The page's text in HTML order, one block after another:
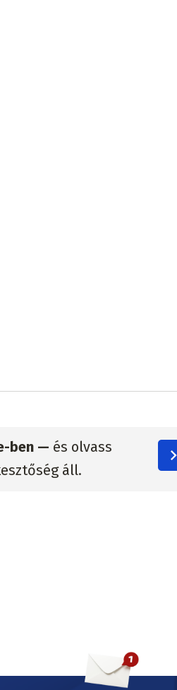
ben — és olvass
áll.